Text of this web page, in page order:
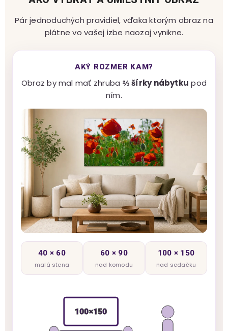
Pár jednoduchých pravidiel, vďaka ktorým obraz na
plátne vo vašej izbe naozaj vynikne.
AKÝ ROZMER KAM?
Obraz by mal mať zhruba ⅔ šírky nábytku pod
ním.
40 × 60
malá stena
60 × 90
nad komodu
100 × 150
nad sedačku
100×150